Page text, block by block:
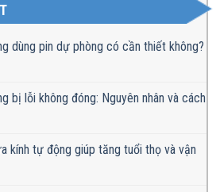
dùng pin dự phòng có cần thiết không?
bị lỗi không đóng: Nguyên nhân và cách
kính tự động giúp tăng tuổi thọ và vận